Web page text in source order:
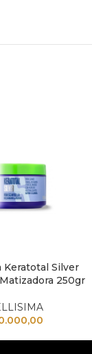
Keratotal Silver
250gr